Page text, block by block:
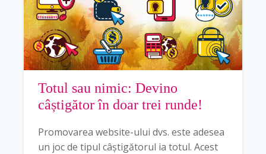
Totul sau nimic: Devino
câștigător în doar trei runde!
Promovarea website-ului dvs. este adesea
un joc de tipul câștigătorul ia totul. Acest